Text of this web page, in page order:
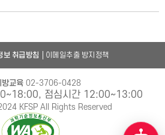
챗
보 취급방침 이메일추출 방지정책
방교육 02-3706-0428
점심시간 12:00~13:00
KFSP All Rights Reserved